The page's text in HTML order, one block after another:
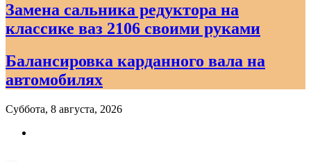
Замена сальника редуктора на
классике ваз 2106 своими руками
Балансировка карданного вала на
автомобилях
Суббота, 8 августа, 2026